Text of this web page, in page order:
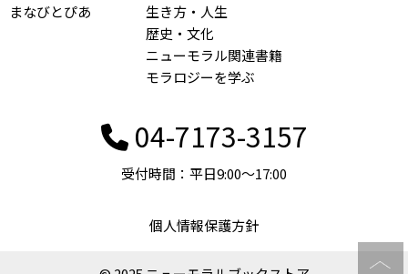
まなびとぴあ
生き方・人生
歴史・文化
ニューモラル関連書籍
モラロジーを学ぶ
04-7173-3157
受付時間：平日9:00〜17:00
個人情報保護方針